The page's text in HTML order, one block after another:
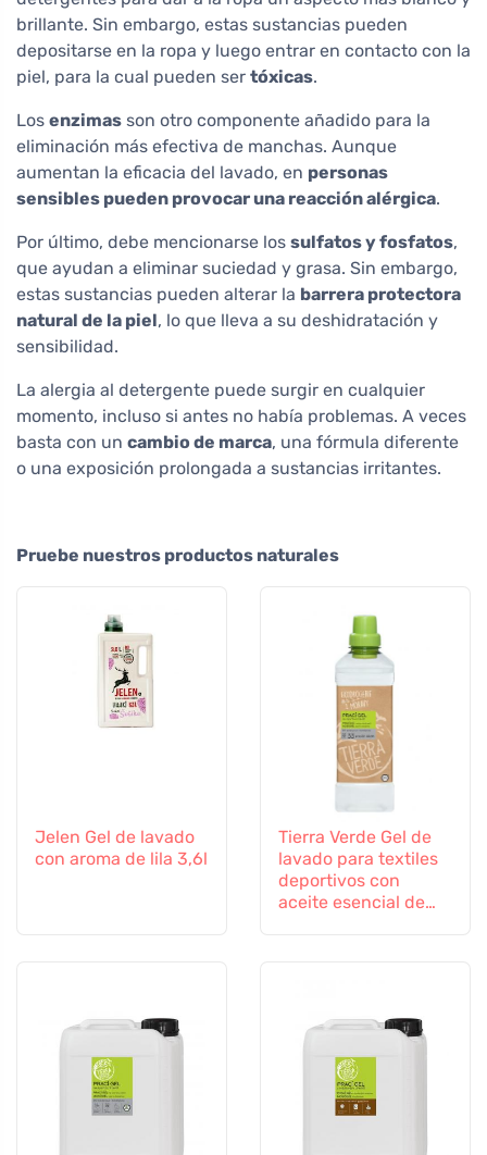
brillante. Sin embargo, estas sustancias pueden
depositarse en la ropa y luego entrar en contacto con la
piel, para la cual pueden ser tóxicas.
Los enzimas son otro componente añadido para la
eliminación más efectiva de manchas. Aunque
aumentan la eficacia del lavado, en personas
sensibles pueden provocar una reacción alérgica.
Por último, debe mencionarse los sulfatos y fosfatos,
que ayudan a eliminar suciedad y grasa. Sin embargo,
estas sustancias pueden alterar la barrera protectora
natural de la piel, lo que lleva a su deshidratación y
sensibilidad.
La alergia al detergente puede surgir en cualquier
momento, incluso si antes no había problemas. A veces
basta con un cambio de marca, una fórmula diferente
o una exposición prolongada a sustancias irritantes.
Pruebe nuestros productos naturales
Jelen Gel de lavado
con aroma de lila 3,6l
Tierra Verde Gel de
lavado para textiles
deportivos con
aceite esencial de